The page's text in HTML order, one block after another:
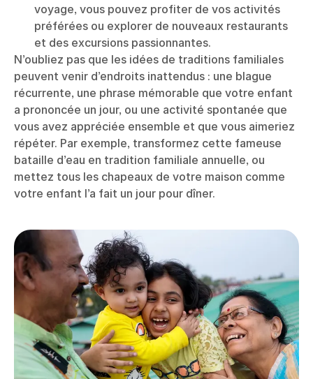
voyage, vous pouvez profiter de vos activités
préférées ou explorer de nouveaux restaurants
et des excursions passionnantes.
N’oubliez pas que les idées de traditions familiales
peuvent venir d’endroits inattendus : une blague
récurrente, une phrase mémorable que votre enfant
a prononcée un jour, ou une activité spontanée que
vous avez appréciée ensemble et que vous aimeriez
répéter. Par exemple, transformez cette fameuse
bataille d’eau en tradition familiale annuelle, ou
mettez tous les chapeaux de votre maison comme
votre enfant l’a fait un jour pour dîner.